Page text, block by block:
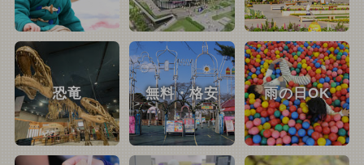
恐竜 無料・格安 雨の日OK